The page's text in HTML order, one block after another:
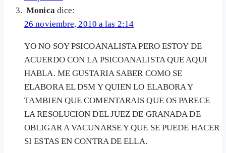
Monica dice:
26 noviembre, 2010 a las 2:14
YO NO SOY PSICOANALISTA PERO ESTOY DE
ACUERDO CON LA PSICOANALISTA QUE AQUI
HABLA. ME GUSTARIA SABER COMO SE
ELABORA EL DSM Y QUIEN LO ELABORA Y
TAMBIEN QUE COMENTARAIS QUE OS PARECE
LA RESOLUCION DEL JUEZ DE GRANADA DE
OBLIGAR A VACUNARSE Y QUE SE PUEDE HACER
SI ESTAS EN CONTRA DE ELLA.